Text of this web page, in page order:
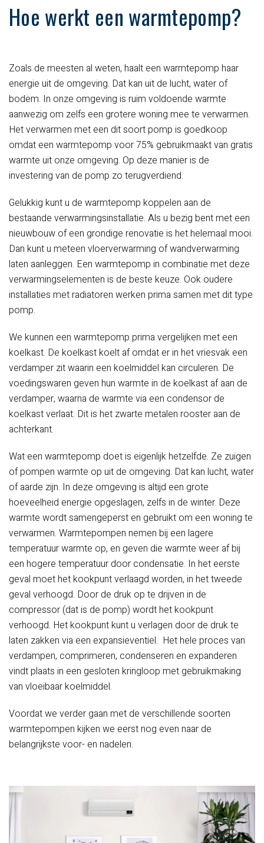
Hoe werkt een warmtepomp?
Zoals de meesten al weten, haalt een warmtepomp haar
energie uit de omgeving. Dat kan uit de lucht, water of
bodem. In onze omgeving is ruim voldoende warmte
aanwezig om zelfs een grotere woning mee te verwarmen.
Het verwarmen met een dit soort pomp is goedkoop
omdat een warmtepomp voor 75% gebruikmaakt van gratis
warmte uit onze omgeving. Op deze manier is de
investering van de pomp zo terugverdiend.
Gelukkig kunt u de warmtepomp koppelen aan de
bestaande verwarmingsinstallatie. Als u bezig bent met een
nieuwbouw of een grondige renovatie is het helemaal mooi.
Dan kunt u meteen vloerverwarming of wandverwarming
laten aanleggen. Een warmtepomp in combinatie met deze
verwarmingselementen is de beste keuze. Ook oudere
installaties met radiatoren werken prima samen met dit type
pomp.
We kunnen een warmtepomp prima vergelijken met een
koelkast. De koelkast koelt af omdat er in het vriesvak een
verdamper zit waarin een koelmiddel kan circuleren. De
voedingswaren geven hun warmte in de koelkast af aan de
verdamper, waarna de warmte via een condensor de
koelkast verlaat. Dit is het zwarte metalen rooster aan de
achterkant.
Wat een warmtepomp doet is eigenlijk hetzelfde. Ze zuigen
of pompen warmte op uit de omgeving. Dat kan lucht, water
of aarde zijn. In deze omgeving is altijd een grote
hoeveelheid energie opgeslagen, zelfs in de winter. Deze
warmte wordt samengeperst en gebruikt om een woning te
verwarmen. Warmtepompen nemen bij een lagere
temperatuur warmte op, en geven die warmte weer af bij
een hogere temperatuur door condensatie. In het eerste
geval moet het kookpunt verlaagd worden, in het tweede
geval verhoogd. Door de druk op te drijven in de
compressor (dat is de pomp) wordt het kookpunt
verhoogd. Het kookpunt kunt u verlagen door de druk te
laten zakken via een expansieventiel. Het hele proces van
verdampen, comprimeren, condenseren en expanderen
vindt plaats in een gesloten kringloop met gebruikmaking
van vloeibaar koelmiddel.
Voordat we verder gaan met de verschillende soorten
warmtepompen kijken we eerst nog even naar de
belangrijkste voor- en nadelen.